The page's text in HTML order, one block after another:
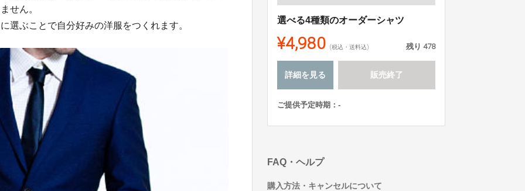
せん。
選ぶことで自分好みの洋服をつくれます。
選べる4種類のオーダーシャツ
¥4,980 (税込・送料込) 残り 478
詳細を見る 販売終了
ご提供予定時期：-
FAQ・ヘルプ
購入方法・キャンセルについて